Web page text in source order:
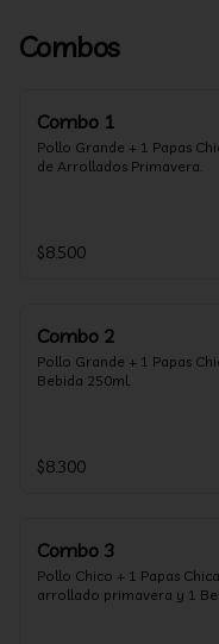
Combos
Combo 1
Pollo Grande + 1 Papas
de Arrollados Primavera.
$8.500
Combo 2
Pollo Grande + 1 Papas
Bebida 250ml.
$8.300
Combo 3
Pollo Chico + 1 Papas
arrollado primavera y 1